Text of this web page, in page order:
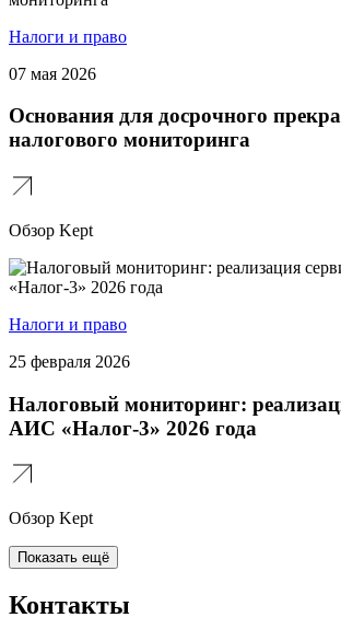
Налоги и право
07 мая 2026
Основания для досрочного
налогового мониторинга
Обзор Kept
Налоги и право
25 февраля 2026
Налоговый мониторинг:
АИС «Налог-3» 2026 года
Обзор Kept
Показать ещё
Контакты